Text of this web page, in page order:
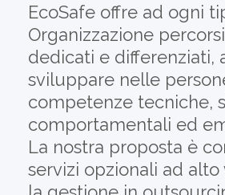
EcoSafe offre ad ogni
Organizzazione
dedicati e differenziati,
sviluppare nelle
competenze tecniche,
comportamentali ed
La nostra proposta è
servizi opzionali ad